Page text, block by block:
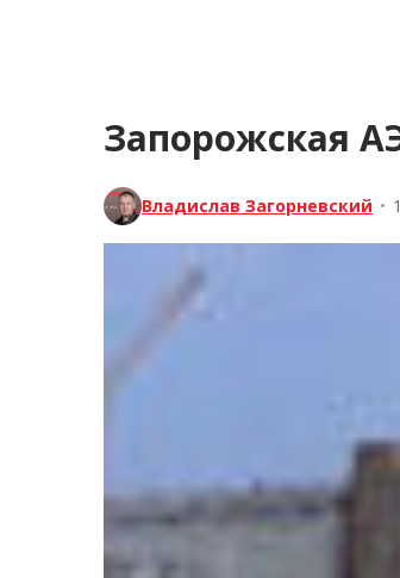
Запорожская
Владислав Загорневский •